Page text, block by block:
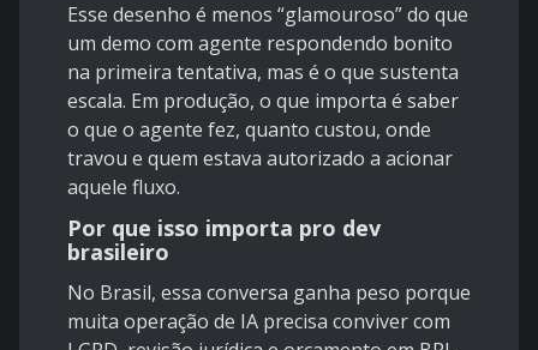
Esse desenho é menos “glamouroso” do que
um demo com agente respondendo bonito
na primeira tentativa, mas é o que sustenta
escala. Em produção, o que importa é saber
o que o agente fez, quanto custou, onde
travou e quem estava autorizado a acionar
aquele fluxo.
Por que isso importa pro dev
brasileiro
No Brasil, essa conversa ganha peso porque
muita operação de IA precisa conviver com